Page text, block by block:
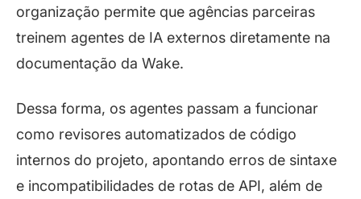
organização permite que agências parceiras
treinem agentes de IA externos diretamente na
documentação da Wake.
Dessa forma, os agentes passam a funcionar
como revisores automatizados de código
internos do projeto, apontando erros de sintaxe
e incompatibilidades de rotas de API, além de